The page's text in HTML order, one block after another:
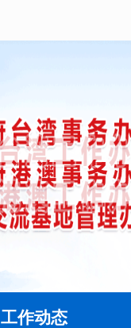
工作动态